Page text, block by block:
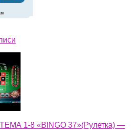
1-8 «BINGO 37»(Рулетка) —